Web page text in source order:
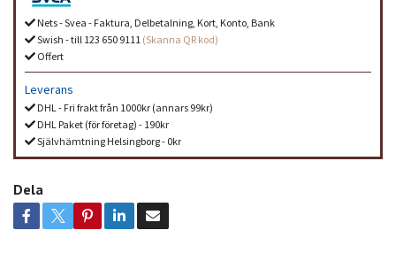
Nets - Svea - Faktura, Delbetalning, Kort, Konto, Bank
Swish - till 123 650 9111 (Skanna QR kod)
Offert
Leverans
DHL - Fri frakt från 1000kr (annars 99kr)
DHL Paket (för företag) - 190kr
Självhämtning Helsingborg - 0kr
Dela